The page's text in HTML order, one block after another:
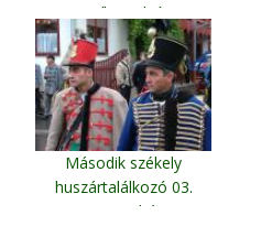
Csíksomlyó
Második székely
huszártalálkozó 03.
Szentegyháza